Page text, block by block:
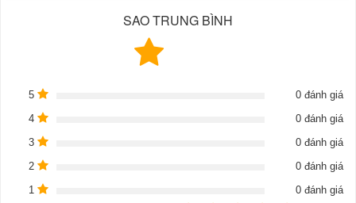
SAO TRUNG BÌNH
5
0 đánh giá
4
0 đánh giá
3
0 đánh giá
2
0 đánh giá
1
0 đánh giá